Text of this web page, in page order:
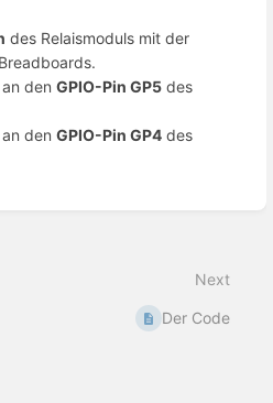
des Relaismoduls mit der
den GPIO-Pin GP5 des
den GPIO-Pin GP4 des
Next
Der Code